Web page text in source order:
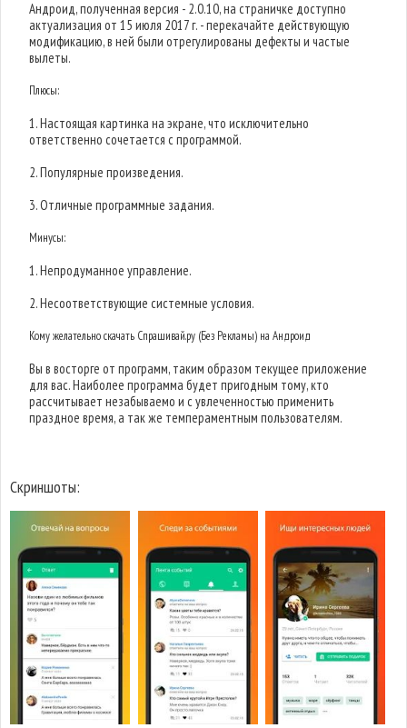
Андроид, полученная версия - 2.0.10, на страничке доступно
актуализация от 15 июля 2017 г. - перекачайте действующую
модификацию, в ней были отрегулированы дефекты и частые
вылеты.
Плюсы:
1. Настоящая картинка на экране, что исключительно
ответственно сочетается с программой.
2. Популярные произведения.
3. Отличные программные задания.
Минусы:
1. Непродуманное управление.
2. Несоответствующие системные условия.
Кому желательно скачать Спрашивай.ру (Без Рекламы) на Андроид
Вы в восторге от программ, таким образом текущее приложение
для вас. Наиболее программа будет пригодным тому, кто
рассчитывает незабываемо и с увлеченностью применить
праздное время, а так же темпераментным пользователям.
Скриншоты: